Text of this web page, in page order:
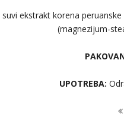
suvi ekstrakt korena
(magnezijum-
UPOTREBA: